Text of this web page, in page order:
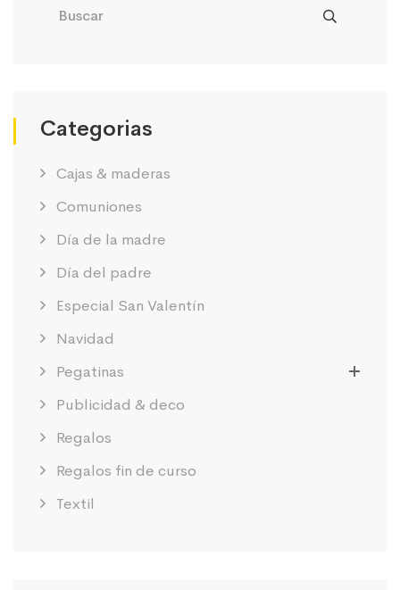
Categorias
Cajas & maderas
Comuniones
Día de la madre
Día del padre
Especial San Valentín
Navidad
Pegatinas
Publicidad & deco
Regalos
Regalos fin de curso
Textil